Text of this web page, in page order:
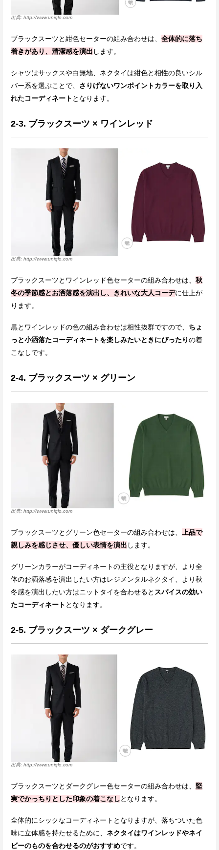
http://www.uniqlo.com
ブラックスーツと紺色セーターの組み合わせは、 全体的に落ち
着きがあり、清潔感を演出 します。
シャツはサックスや白無地、ネクタイは紺色と相性の良いシル
バー系を選ぶことで、 さりげないワンポイントカラーを取り入
れたコーディネート となります。
2-3. ブラックスーツ × ワインレッド
http://www.uniqlo.com
ブラックスーツとワインレッド色セーターの組み合わせは、 秋
冬の季節感とお洒落感を演出し、きれいな大人コーデに仕上が
ります。
黒とワインレッドの色の組み合わせは相性抜群ですので、 ちょ
っと小洒落たコーディネートを楽しみたいときにぴったりの着
こなしです。
2-4. ブラックスーツ × グリーン
http://www.uniqlo.com
ブラックスーツとグリーン色セーターの組み合わせは、
上品で
親しみを感じさせ、優しい表情を演出 します。
グリーンカラーがコーディネートの主役となりますが、より全
体のお洒落感を演出したい方はレジメンタルネクタイ、より秋
冬感を演出したい方はニットタイを合わせると スパイスの効い
たコーディネート となります。
2-5. ブラックスーツ × ダークグレー
http://www.uniqlo.com
ブラックスーツとダークグレー色セーターの組み合わせは、 堅
実でかっちりとした印象の着こなしとなります。
全体的にシックなコーディネートとなりますが、落ちついた色
味に立体感を持たせるために、 ネクタイはワインレッドやネイ
ビーのものを合わせるのがおすすめです。